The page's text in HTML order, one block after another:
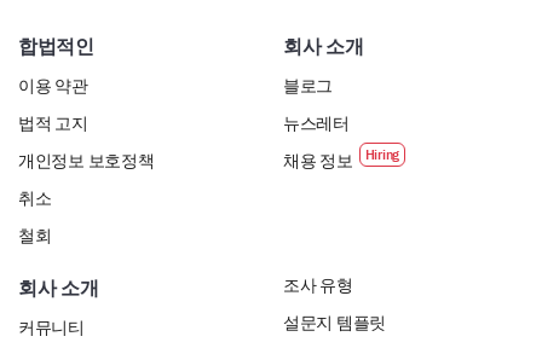
합법적인
이용 약관
법적 고지
개인정보 보호정책
취소
철회
회사 소개
블로그
뉴스레터
채용 정보
회사 소개
커뮤니티
조사 유형
설문지 템플릿